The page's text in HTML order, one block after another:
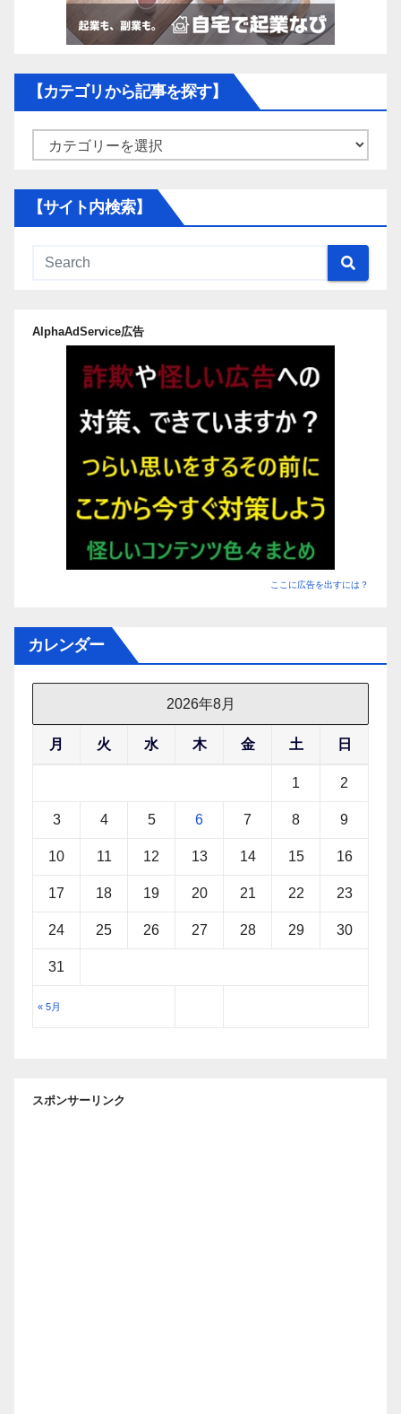
【カテゴリから記事を探す】
【カ
ゴ
事
【サイト内検索】
AlphaAdService広告
ここに広告を出すには？
カレンダー
2026年8月
月 火 水 木 金 土 日
« 5月
1 2
3 4 5 6 7 8 9
10 11 12 13 14 15 16
17 18 19 20 21 22 23
24 25 26 27 28 29 30
31
スポンサーリンク